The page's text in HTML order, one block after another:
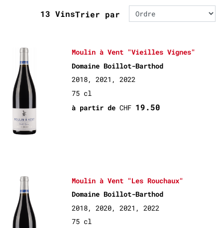
13 VinsTrier par
Moulin à Vent "Vieilles Vignes"
Domaine Boillot-Barthod
2018, 2021, 2022
75 cl
à partir de CHF 19.50
Moulin à Vent "Les Rouchaux"
Domaine Boillot-Barthod
2018, 2020, 2021, 2022
75 cl